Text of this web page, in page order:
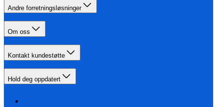
Andre forretningsløsninger
Om oss
Kontakt kundestøtte
Hold deg oppdatert